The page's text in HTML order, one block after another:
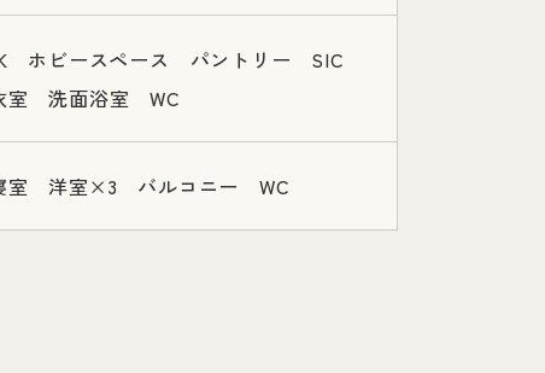
ホビースペース パントリー SIC
室 洗面浴室 WC
室 洋室×3 バルコニー WC